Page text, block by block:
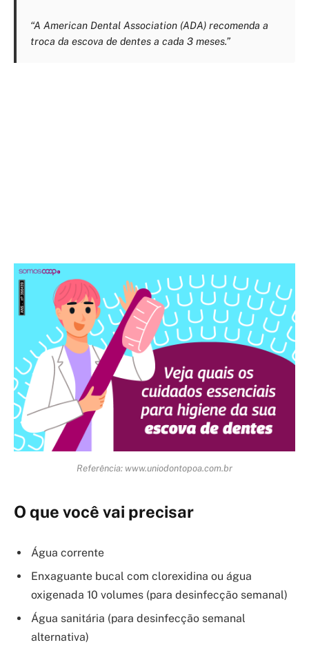
“A American Dental Association (ADA) recomenda a
troca da escova de dentes a cada 3 meses.”
Referência: www.uniodontopoa.com.br
O que você vai precisar
Água corrente
Enxaguante bucal com clorexidina ou água
oxigenada 10 volumes (para desinfecção semanal)
Água sanitária (para desinfecção semanal
alternativa)